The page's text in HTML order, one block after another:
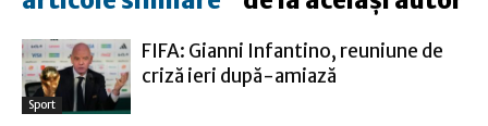
Sport
FIFA: Gianni Infantino, reuniune de
criză ieri după-amiază